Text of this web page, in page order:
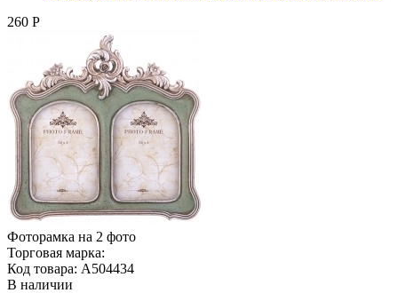
260 Р
Фоторамка на 2 фото
Торговая марка:
Код товара: A504434
В наличии